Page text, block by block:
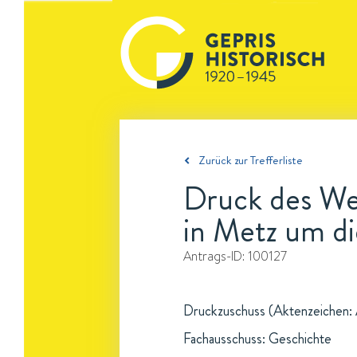
Zurück zur Trefferliste
Druck des
in Metz um
Antrags-ID: 100127
Druckzuschuss
Fachausschuss: Geschichte